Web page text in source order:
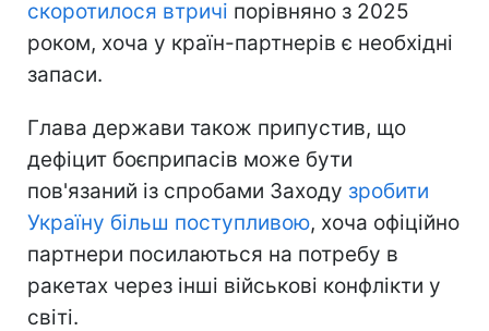
скоротилося втричі порівняно з 2025
роком, хоча у країн-партнерів є необхідні
запаси.
Глава держави також припустив, що
дефіцит боєприпасів може бути
пов'язаний із спробами Заходу зробити
Україну більш поступливою, хоча офіційно
партнери посилаються на потребу в
ракетах через інші військові конфлікти у
світі.